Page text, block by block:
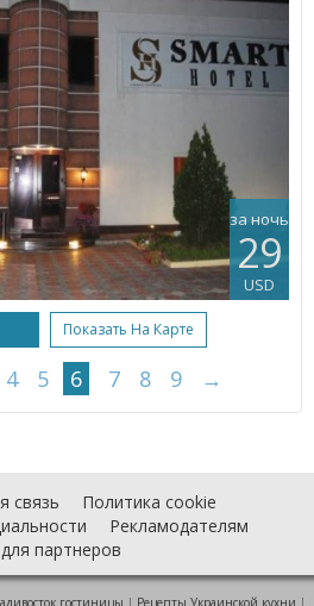
за ночь
29
USD
Показать На Карте
4 5 6 7 8 9 →
связь
Политика cookie
Рекламодателям
партнеров
гостиницы | Рецепты Украинской кухни |